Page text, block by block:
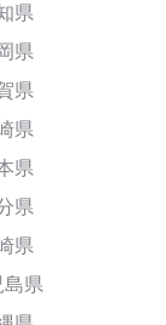
県
県
県
県
県
県
県
島県